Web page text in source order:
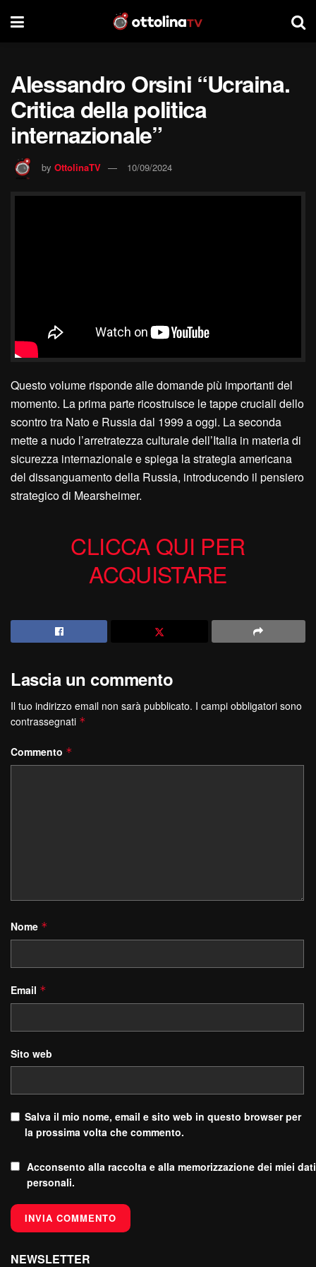
Alessandro Orsini “Ucraina.
Critica della politica
internazionale”
by OttolinaTV 10/09/2024
Questo volume risponde alle domande più importanti del
momento. La prima parte ricostruisce le tappe cruciali dello
scontro tra Nato e Russia dal 1999 a oggi. La seconda
mette a nudo l’arretratezza culturale dell’Italia in materia di
sicurezza internazionale e spiega la strategia americana
del dissanguamento della Russia, introducendo il pensiero
strategico di Mearsheimer.
CLICCA QUI PER
ACQUISTARE
Lascia un commento
Il tuo indirizzo email non sarà pubblicato. I campi obbligatori sono
contrassegnati *
Commento *
Nome *
Email *
Sito web
Salva il mio nome, email e sito web in questo browser per
la prossima volta che commento.
Acconsento alla raccolta e alla memorizzazione dei miei dati
personali.
NEWSLETTER